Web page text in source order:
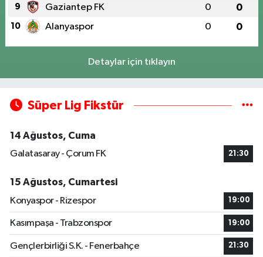
9 Gaziantep FK 0 0
10 Alanyaspor 0 0
Detaylar için tıklayın
Süper Lig Fikstür
14 Ağustos, Cuma
Galatasaray - Çorum FK
21:30
15 Ağustos, Cumartesi
Konyaspor - Rizespor
19:00
Kasımpaşa - Trabzonspor 19:00
Gençlerbirliği S.K. - Fenerbahçe 21:30